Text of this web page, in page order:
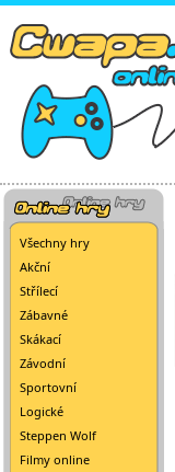
Všechny hry
Akční
Střílecí
Zábavné
Skákací
Závodní
Sportovní
Logické
Steppen Wolf
Filmy online